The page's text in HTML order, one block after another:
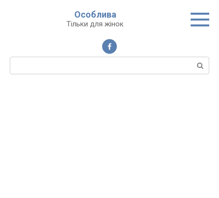
Особлива
Тільки для жінок
Пошук: